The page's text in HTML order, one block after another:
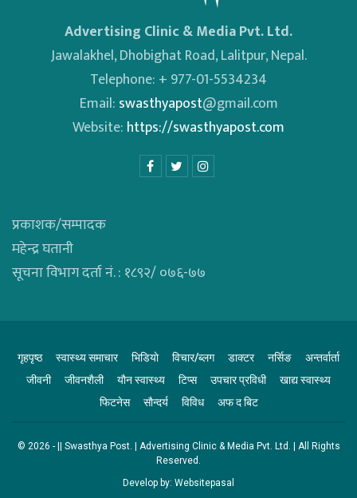
Advertising Clinic & Media Pvt. Ltd.
Jawalakhel, Dhobighat Road, Lalitpur, Nepal.
Telephone: + 977-01-5534234
Email: swasthyapost@gmail.com
Website: https://swasthyapost.com
प्रकाशक/सम्पादक
महेन्द्र घतानी
सूचना विभाग दर्ता नं. : १८९२/ ०७६-७७
गृहपृष्ठ स्वास्थ्य समाचार भिडियाे विचार/ब्लग डाक्टर नर्सिङ
अन्तर्वार्ता
जीवनी
जीवनशैली याैन स्वास्थ्य टिप्स उपचार प्रविधी
खाद्य स्वास्थ्य
फिटनेस
साैन्दर्य विविध अफ द बिट
© 2026 - || Swasthya Post. | Advertising Clinic & Media Pvt. Ltd. | All Rights
Reserved.
Develop by: Websitepasal